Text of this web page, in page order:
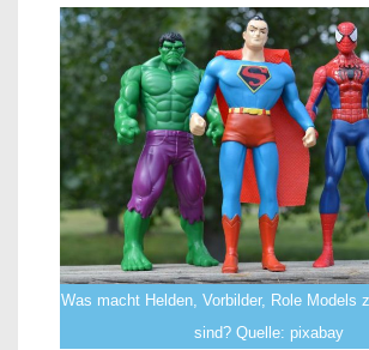
Was macht Helden, Vorbilder, Role Models
sind? Quelle: pixabay